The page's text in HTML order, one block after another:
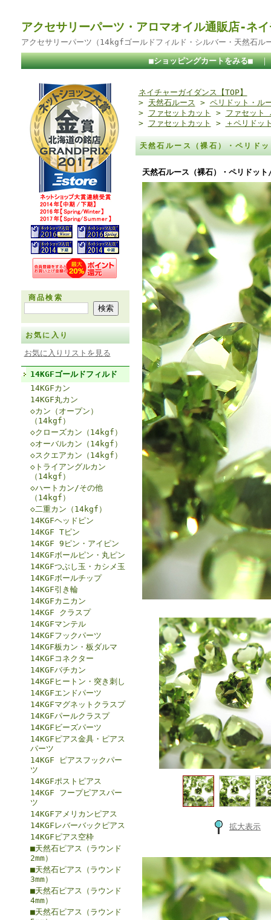
アクセサリーパーツ・アロマオイル通販店-ネ
アクセサリーパーツ（14kgfゴールドフィルド・シルバー・天然石ル
■ショッピングカートをみる■
商品検索
お気に入り
お気に入りリストを見る
14KGFゴールドフィルド
14KGFカン
14KGF丸カン
◇カン（オープン）
（14kgf）
◇クローズカン（14kgf）
◇オーバルカン（14kgf）
◇スクエアカン（14kgf）
◇トライアングルカン
（14kgf）
◇ハートカン/その他
（14kgf）
◇二重カン（14kgf）
14KGFヘッドピン
14KGF Tピン
14KGF 9ピン・アイピン
14KGFボールピン・丸ピン
14KGFつぶし玉・カシメ玉
14KGFボールチップ
14KGF引き輪
14KGFカニカン
14KGF クラスプ
14KGFマンテル
14KGFフックパーツ
14KGF板カン・板ダルマ
14KGFコネクター
14KGFバチカン
14KGFヒートン・突き刺し
14KGFエンドパーツ
14KGFマグネットクラスプ
14KGFパールクラスプ
14KGFビーズパーツ
14KGFピアス金具・ピアス
パーツ
14KGF ピアスフックパー
ツ
14KGFポストピアス
14KGF フープピアスパー
ツ
14KGFアメリカンピアス
14KGFレバーバックピアス
14KGFピアス空枠
■天然石ピアス（ラウンド
2mm）
■天然石ピアス（ラウンド
3mm）
■天然石ピアス（ラウンド
4mm）
■天然石ピアス（ラウンド
ネイチャーガイダンス【TOP】
> 天然石ルース > ペリドット・ル
> ファセットカット > ファセット
> ファセットカット > ＋ペリドッ
天然石ルース（裸石）・ペリド
天然石ルース（裸石）・ペリドッ
拡大表示